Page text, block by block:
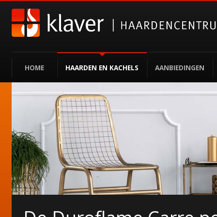
HOME HAARDEN EN KACHELS AANBIEDINGEN